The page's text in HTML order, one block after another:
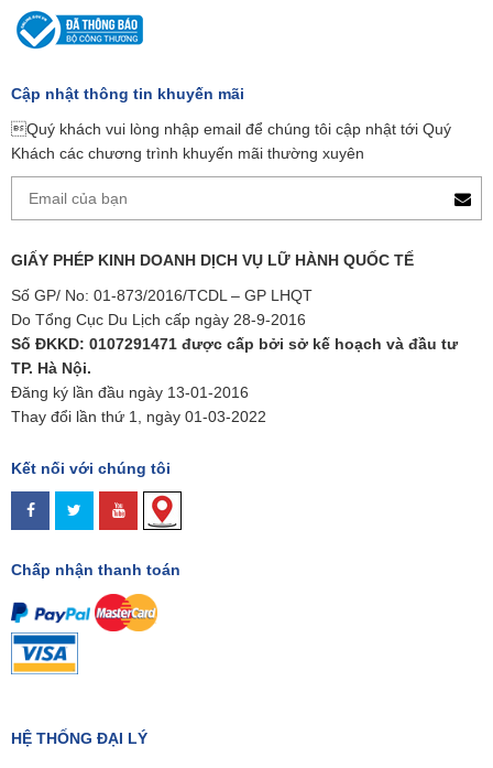
Cập nhật thông tin khuyến mãi
Quý khách vui lòng nhập email để chúng tôi cập nhật tới Quý
Khách các chương trình khuyến mãi thường xuyên
GIẤY PHÉP KINH DOANH DỊCH VỤ LỮ HÀNH QUỐC TẾ
Số GP/ No: 01-873/2016/TCDL – GP LHQT
Do Tổng Cục Du Lịch cấp ngày 28-9-2016
Số ĐKKD: 0107291471 được cấp bởi sở kế hoạch và đầu tư
TP. Hà Nội.
Đăng ký lần đầu ngày 13-01-2016
Thay đổi lần thứ 1, ngày 01-03-2022
Kết nối với chúng tôi
Chấp nhận thanh toán
HỆ THỐNG ĐẠI LÝ